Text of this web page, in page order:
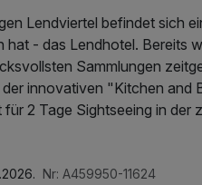
Lendviertel befindet sich
hat - das Lendhotel. Bereits
Sammlungen
innovativen "Kitchen and
2 Tage Sightseeing in
Den Ausblick auf den
Lending!
1 Flasche Mineralwasser,
Nr: A459950-11624